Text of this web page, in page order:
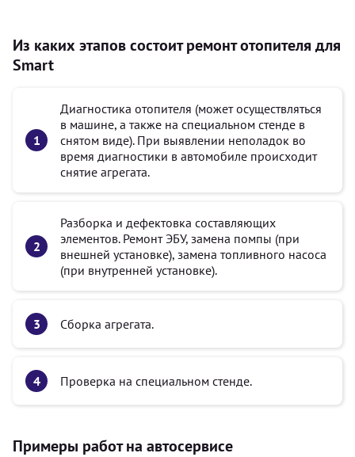
Из каких этапов состоит ремонт отопителя для
Smart
Диагностика отопителя (может осуществляться
в машине, а также на специальном стенде в
снятом виде). При выявлении неполадок во
время диагностики в автомобиле происходит
снятие агрегата.
Разборка и дефектовка составляющих
элементов. Ремонт ЭБУ, замена помпы (при
внешней установке), замена топливного насоса
(при внутренней установке).
Сборка агрегата.
Проверка на специальном стенде.
Примеры работ на автосервисе